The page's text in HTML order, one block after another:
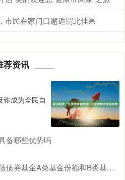
市民在家门口邂逅渭北佳果
荐资讯
诈成为全民自
备哪些优势吗
B类基金份额暂停大额申购、转换转入和定期定额投资业务